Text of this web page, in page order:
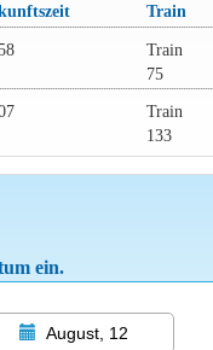
Train
Train
75
Train
133
ein.
August, 12